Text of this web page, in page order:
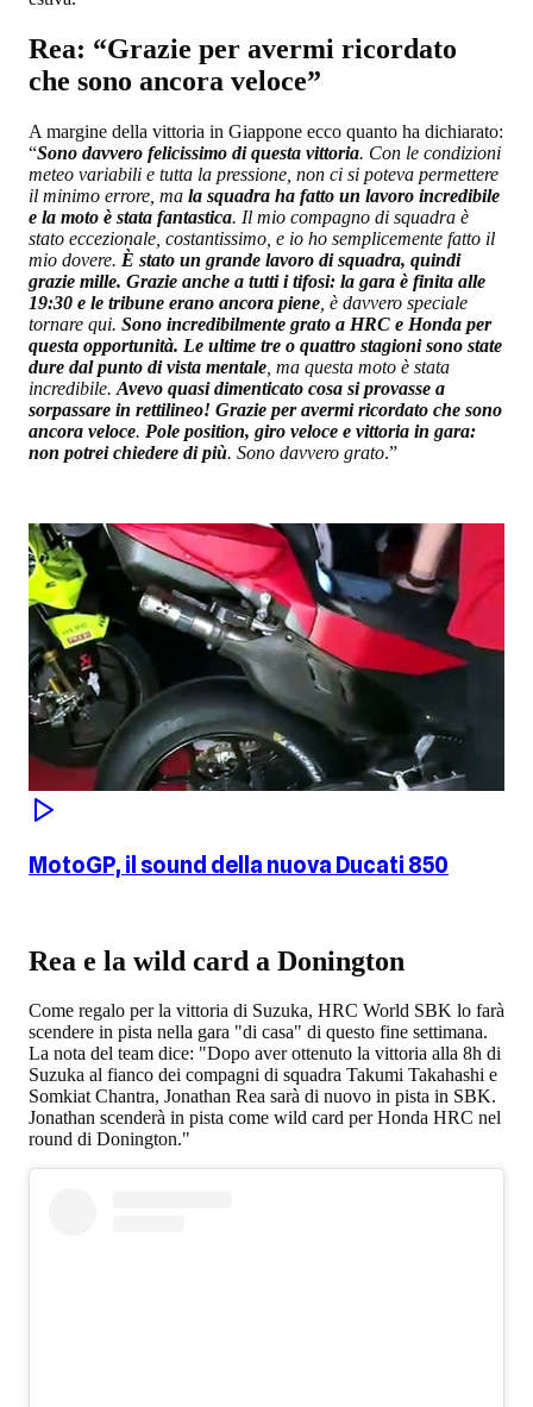
Rea: “Grazie per avermi ricordato
che sono ancora veloce”
A margine della vittoria in Giappone ecco quanto ha dichiarato:
“Sono davvero felicissimo di questa vittoria. Con le condizioni
meteo variabili e tutta la pressione, non ci si poteva permettere
il minimo errore, ma la squadra ha fatto un lavoro incredibile
e la moto è stata fantastica. Il mio compagno di squadra è
stato eccezionale, costantissimo, e io ho semplicemente fatto il
mio dovere. È stato un grande lavoro di squadra, quindi
grazie mille. Grazie anche a tutti i tifosi: la gara è finita alle
19:30 e le tribune erano ancora piene , è davvero speciale
tornare qui. Sono incredibilmente grato a HRC e Honda per
questa opportunità. Le ultime tre o quattro stagioni sono state
dure dal punto di vista mentale , ma questa moto è stata
incredibile. Avevo quasi dimenticato cosa si provasse a
sorpassare in rettilineo! Grazie per avermi ricordato che sono
ancora veloce. Pole position, giro veloce e vittoria in gara:
non potrei chiedere di più. Sono davvero grato.”
MotoGP, il sound della nuova Ducati 850
Rea e la wild card a Donington
Come regalo per la vittoria di Suzuka, HRC World SBK lo farà
scendere in pista nella gara "di casa" di questo fine settimana.
La nota del team dice: "Dopo aver ottenuto la vittoria alla 8h di
Suzuka al fianco dei compagni di squadra Takumi Takahashi e
Somkiat Chantra, Jonathan Rea sarà di nuovo in pista in SBK.
Jonathan scenderà in pista come wild card per Honda HRC nel
round di Donington."